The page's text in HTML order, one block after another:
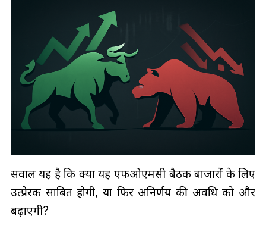
सवाल यह है कि क्या यह एफओएमसी बैठक बाजारों के लिए
उत्प्रेरक साबित होगी, या फिर अनिर्णय की अवधि को और
बढ़ाएगी?